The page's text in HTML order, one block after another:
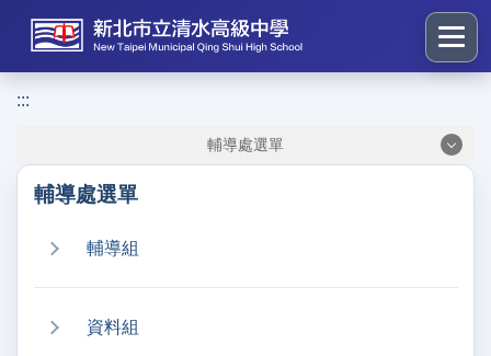
到
區
塊
:::
輔導處選單
輔導處選單
輔導組
資料組